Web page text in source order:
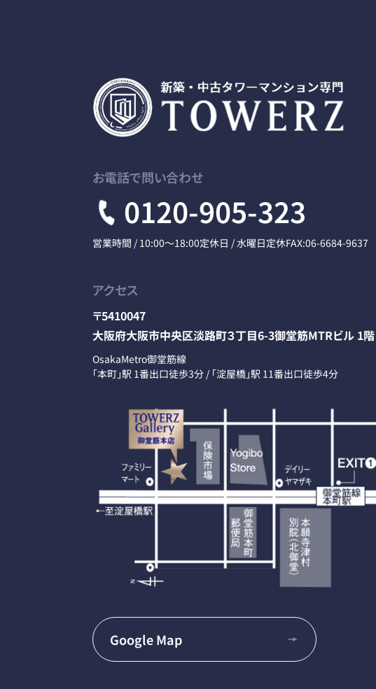
お電話で問い合わせ
0120-905-323
営業時間 / 10:00～18:00定休日 / 水曜日定休FAX:06-6684-9637
アクセス
〒5410047
大阪府大阪市中央区淡路町３丁目6-3御堂筋MTRビル 1階
OsakaMetro御堂筋線
「本町」駅 1番出口徒歩3分 / 「淀屋橋」駅 11番出口徒歩4分
Google Map